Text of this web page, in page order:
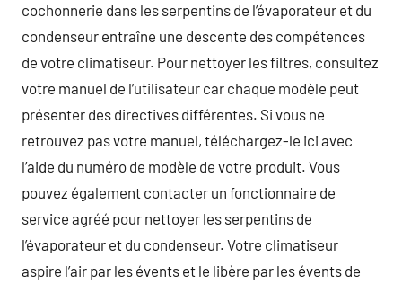
cochonnerie dans les serpentins de l’évaporateur et du
condenseur entraîne une descente des compétences
de votre climatiseur. Pour nettoyer les filtres, consultez
votre manuel de l’utilisateur car chaque modèle peut
présenter des directives différentes. Si vous ne
retrouvez pas votre manuel, téléchargez-le ici avec
l’aide du numéro de modèle de votre produit. Vous
pouvez également contacter un fonctionnaire de
service agréé pour nettoyer les serpentins de
l’évaporateur et du condenseur. Votre climatiseur
aspire l’air par les évents et le libère par les évents de